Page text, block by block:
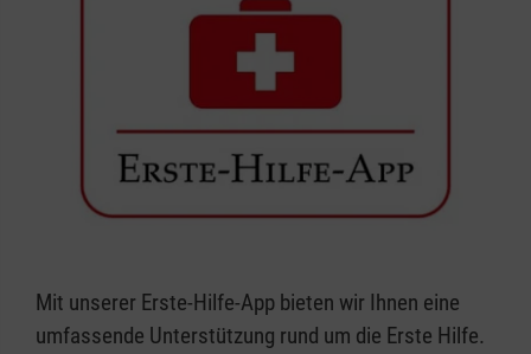
Mit unserer Erste-Hilfe-App bieten wir Ihnen eine
umfassende Unterstützung rund um die Erste Hilfe.